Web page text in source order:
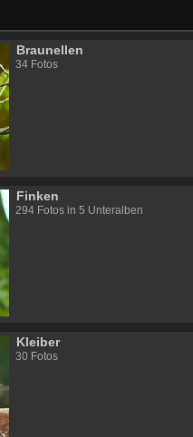
Braunellen
34 Fotos
Finken
294 Fotos in 5 Unteralben
Kleiber
30 Fotos